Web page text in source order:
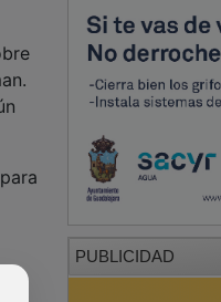
PUBLICIDAD